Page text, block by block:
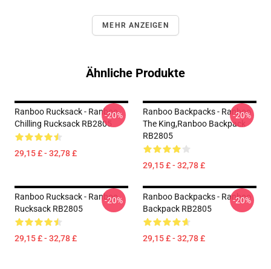
MEHR ANZEIGEN
Ähnliche Produkte
Ranboo Rucksack - Ranboo
Chilling Rucksack RB2805
29,15 £ - 32,78 £
-20%
Ranboo Backpacks - Ranboo
The King,Ranboo Backpack
RB2805
29,15 £ - 32,78 £
-20%
Ranboo Rucksack - Ranboo
Rucksack RB2805
29,15 £ - 32,78 £
-20%
Ranboo Backpacks - Ranboo
Backpack RB2805
29,15 £ - 32,78 £
-20%